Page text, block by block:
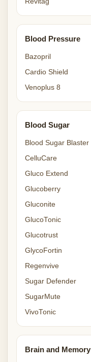
Blood Pressure
Bazopril
Cardio Shield
Venoplus 8
Blood Sugar
Blood Sugar Blaster
CelluCare
Gluco Extend
Glucoberry
Gluconite
GlucoTonic
Glucotrust
GlycoFortin
Regenvive
Sugar Defender
SugarMute
VivoTonic
Brain and Memory